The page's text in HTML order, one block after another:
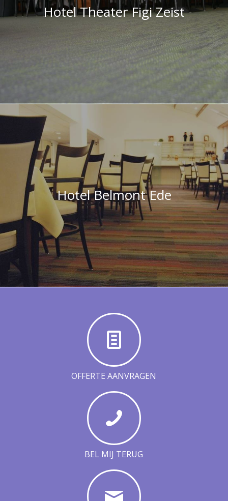
Hotel Theater Figi Zeist
Hotel Belmont Ede
OFFERTE AANVRAGEN
BEL MIJ TERUG